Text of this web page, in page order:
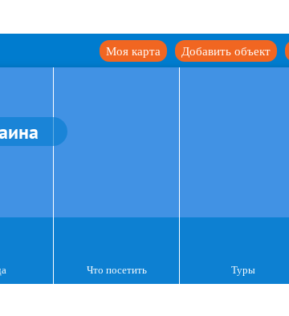
Добавить объект
Моя карта
Что посетить Туры